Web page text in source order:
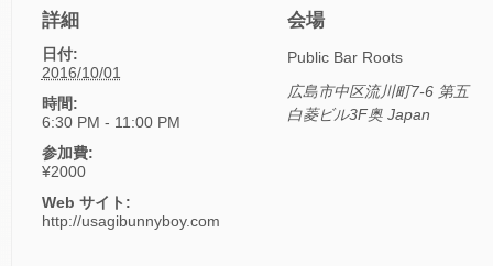
詳細
日付:
2016/10/01
時間:
6:30 PM - 11:00 PM
参加費:
¥2000
Web サイト:
http://usagibunnyboy.com
会場
Public Bar Roots
広島市中区流川町7-6 第五
白菱ビル3F奥 Japan